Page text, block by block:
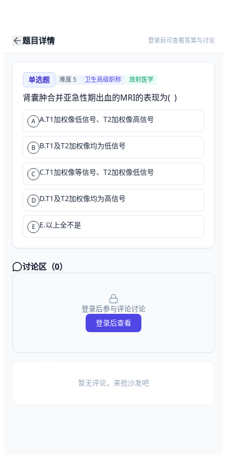
题目详情 登录后可查看答案与讨论
单选题 难度5 卫生高级职称 放射医学
肾囊肿合并亚急性期出血的MRI的表现为(  )
A A.T1加权像低信号、T2加权像高信号
B B.T1及T2加权像均为低信号
C C.T1加权像等信号、T2加权像低信号
D D.T1及T2加权像均为高信号
E E.以上全不是
讨论区（0）
登录后参与评论讨论
登录后查看
暂无评论，来抢沙发吧